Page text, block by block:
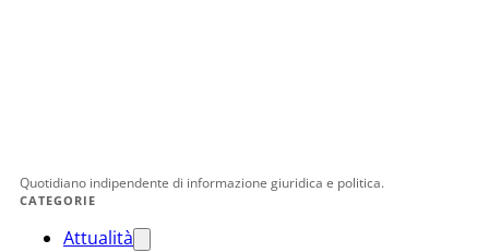
Quotidiano indipendente di informazione giuridica e politica.
CATEGORIE
Attualità